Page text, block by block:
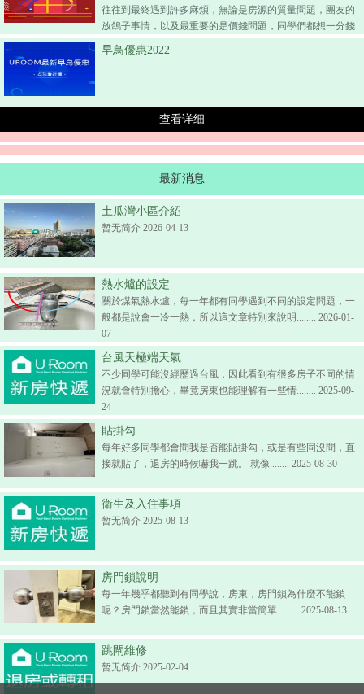
往往到最終遇到許多麻煩，無論是房源的質量問題，團友的
放鴿子事情，以及最重要的是價錢問題，同學們都想一分錢
買到兩分貨，但在每年上萬人來港讀書的學生中，想當少數
超幸運的人是一件很難的事。
早鳥優惠2022
查看详细
最新消息
土瓜灣小區介紹
暂无简介 2026-04-13
熱水爐的設定
關於煤氣熱水爐，每一年都有同學遇到不同的設定問題，一
般都是說會一冷一熱，所以這文章特別來說明........ 2026-01-
07
台風天極端天氣
不少同學可能沒經歷過台風，因此看到有很多房子不同的情
況就會特別擔心，畢竟房東也能理解有一些情........ 2025-09-
24
貼掛勾
每年好多同學都會問我是否能貼掛勾，或是有些同沒問，直
接就貼了，退房的時候嚇我一跳。 就像........ 2025-08-30
衛生及入住事項
暂无简介 2025-08-13
房門鎖說明
每一年幾乎都聽到有同學說，房東，房門鎖為什麼不能鎖
呢？房門鎖當然能鎖，而且其實非當簡單......... 2025-08-13
跳閘維修
暂无简介 2025-02-04